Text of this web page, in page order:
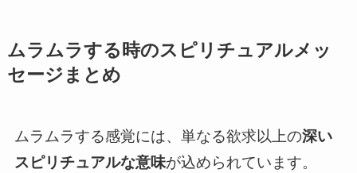
ムラムラする時のスピリチュアルメッ
セージまとめ
ムラムラする感覚には、単なる欲求以上の深い
スピリチュアルな意味が込められています。